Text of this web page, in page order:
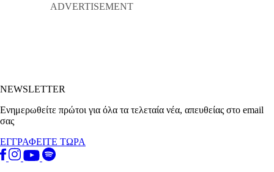
NEWSLETTER
Ενημερωθείτε πρώτοι για όλα τα τελεταία νέα, απευθείας στο email
σας
ΕΓΓΡΑΦΕΙΤΕ ΤΩΡΑ